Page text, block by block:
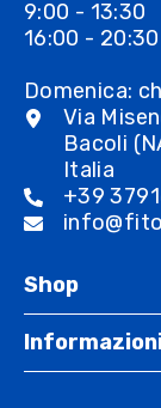
9:00 - 13:30
16:00 - 20:30
Domenica:
Via
Bacoli
Italia
+39
Shop